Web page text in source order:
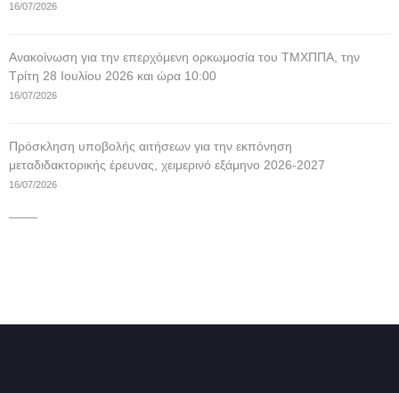
16/07/2026
Ανακοίνωση για την επερχόμενη ορκωμοσία του ΤΜΧΠΠΑ, την
Τρίτη 28 Ιουλίου 2026 και ώρα 10:00
16/07/2026
Πρόσκληση υποβολής αιτήσεων για την εκπόνηση
μεταδιδακτορικής έρευνας, χειμερινό εξάμηνο 2026-2027
16/07/2026